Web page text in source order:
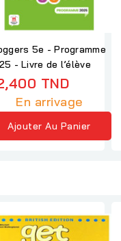
5e - Programme
- Livre de l’élève
TND
En arrivage
Ajouter Au Panier